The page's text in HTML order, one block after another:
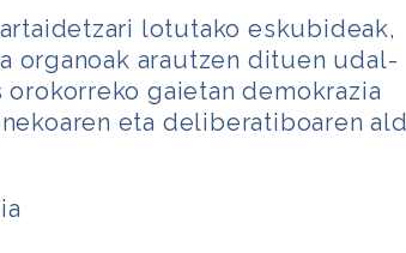
lotutako eskubideak,
organoak arautzen dituen udal-
gaietan demokrazia
eta deliberatiboaren